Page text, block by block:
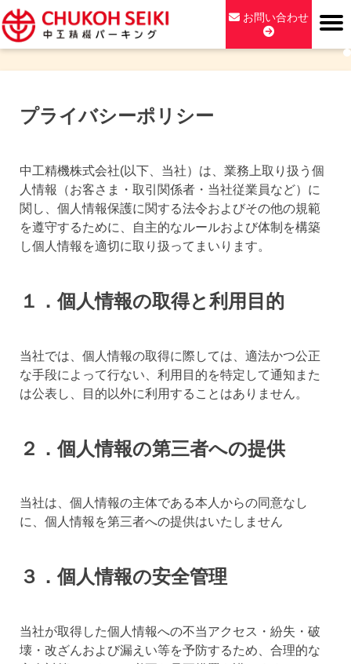
Skip
to
content
中工精機パーキング
お問い合わせ
プライバシーポリシー
中工精機株式会社(以下、当社）は、業務上取り扱う個
人情報（お客さま・取引関係者・当社従業員など）に
関し、個人情報保護に関する法令およびその他の規範
を遵守するために、自主的なルールおよび体制を構築
し個人情報を適切に取り扱ってまいります。
１．個人情報の取得と利用目的
当社では、個人情報の取得に際しては、適法かつ公正
な手段によって行ない、利用目的を特定して通知また
は公表し、目的以外に利用することはありません。
２．個人情報の第三者への提供
当社は、個人情報の主体である本人からの同意なし
に、個人情報を第三者への提供はいたしません
３．個人情報の安全管理
当社が取得した個人情報への不当アクセス・紛失・破
壊・改ざんおよび漏えい等を予防するため、合理的な